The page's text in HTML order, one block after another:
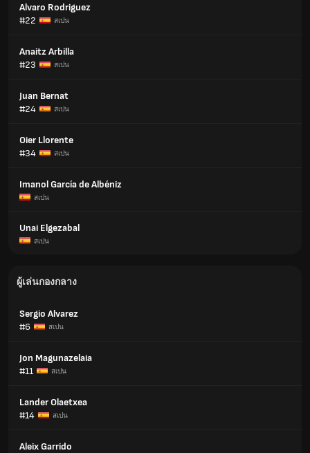
Alvaro Rodriguez
#22
สเปน
Anaitz Arbilla
#23
สเปน
Juan Bernat
#24
สเปน
Oier Llorente
#34
สเปน
Imanol García de Albéniz
สเปน
Unai Elgezabal
สเปน
ผู้เล่นกองกลาง
Sergio Alvarez
#6
สเปน
Jon Magunazelaia
#11
สเปน
Lander Olaetxea
#14
สเปน
Aleix Garrido